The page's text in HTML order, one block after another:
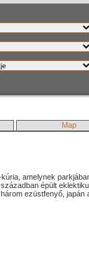
Map
amelynek
épült
ezüstfenyő,